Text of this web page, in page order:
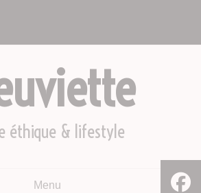
éthique & lifestyle
Menu